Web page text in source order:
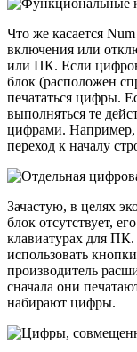
Что же касается
включения или
или ПК. Если
блок (расположен
печататься цифры.
выполняться те
цифрами. Например,
переход к началу
Зачастую, в целях
блок отсутствует,
клавиатурах для
использовать
производитель
сначала они
набирают цифры.